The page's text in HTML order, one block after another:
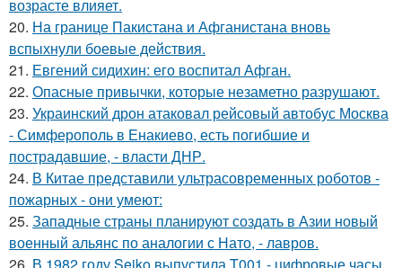
возрасте влияет.
20. На границе Пакистана и Афганистана вновь
вспыхнули боевые действия.
21. Евгений сидихин: его воспитал Афган.
22. Опасные привычки, которые незаметно разрушают.
23. Украинский дрон атаковал рейсовый автобус Москва
- Симферополь в Енакиево, есть погибшие и
пострадавшие, - власти ДНР.
24. В Китае представили ультрасовременных роботов -
пожарных - они умеют:
25. Западные страны планируют создать в Азии новый
военный альянс по аналогии с Нато, - лавров.